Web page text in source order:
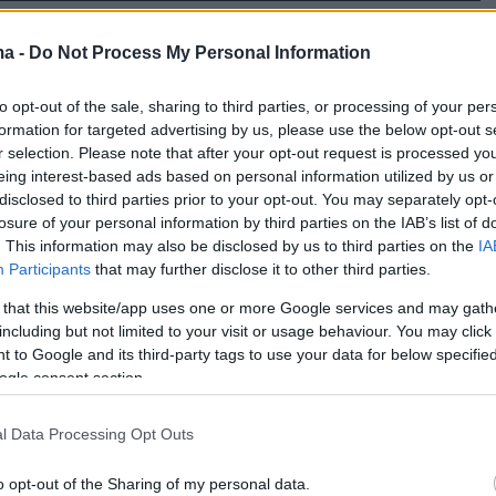
- Do Not Process My Personal Information
opt-out of the sale, sharing to third parties, or processing of your
for targeted advertising by us, please use the below opt-out
selection. Please note that after your opt-out request is processed
interest-based ads based on personal information utilized by us
to third parties prior to your opt-out. You may separately
of your personal information by third parties on the IAB’s list of
This information may also be disclosed by us to third parties on the
Participants that may further disclose it to other third parties.
that this website/app uses one or more Google services and may
but not limited to your visit or usage behaviour. You may
to Google and its third-party tags to use your data for below
consent section.
Data Processing Opt Outs
opt-out of the Sharing of my personal data.
ρυτίδες έκφρασής μου γιατί
πόσο πολύ έχω γελάσει στη
είπε η Πηνελόπη
χρόνου που αντανακλά στην εξωτερική εμφάνιση,
δήλωσε η ηθοποιός
κερδίζουν όσοι
το δέρμα τους και
τις ρυτίδες
όσοι έχουν εμμονή με τις αισθητικές επεμβάσεις